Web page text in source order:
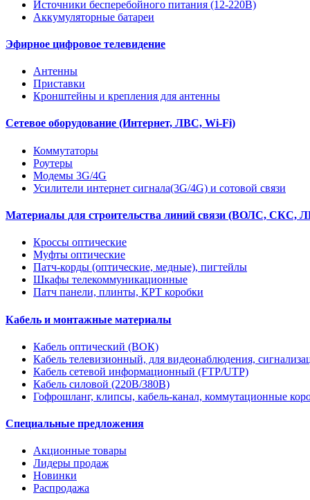
Источники бесперебойного питания (12-220В)
Аккумуляторные батареи
Эфирное цифровое телевидение
Антенны
Приставки
Кронштейны и крепления для антенны
Сетевое оборудование (Интернет, ЛВС, Wi-Fi)
Коммутаторы
Роутеры
Модемы 3G/4G
Усилители интернет сигнала(3G/4G) и сотовой связи
Материалы для строительства линий связи (ВОЛС, СКС,
Кроссы оптические
Муфты оптические
Патч-корды (оптические, медные), пигтейлы
Шкафы телекоммуникационные
Патч панели, плинты, КРТ коробки
Кабель и монтажные материалы
Кабель оптический (ВОК)
Кабель телевизионный, для видеонаблюдения,
Кабель сетевой информационный (FTP/UTP)
Кабель силовой (220В/380В)
Гофрошланг, клипсы, кабель-канал, коммутационные
Специальные предложения
Акционные товары
Лидеры продаж
Новинки
Распродажа